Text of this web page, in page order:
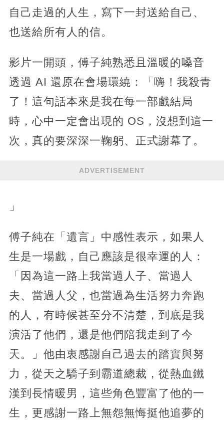
自己走過的人生，寫下一封送給自己、
也送給所有人的信。
影片一開頭，傅子純熟悉且溫暖的嗓音
透過 AI 還原在會場環繞：「嗨！我殺青
了！這句話本來是我在每一部戲結局
時，心中一定會出現的 OS，沒想到這一
次，真的要深深一鞠躬、正式謝幕了。
ADVERTISEMENT
」
傅子純在「遺言」中感性表示，如果人
生是一場戲，自己應該是很幸運的人：
「因為這一路上我當過人子、當過人
夫、當過人父，也當過為生活努力奔跑
的人，有時候甚至分不清楚，到底是我
演活了他們，還是他們陪我走到了今
天。」他由衷感謝自己過去的踏實與努
力，從天之驕子到霸道總裁，從熱血鐵
漢到長情暖男，這些角色豐富了他的一
生，更感謝一路上無怨無悔挺他追夢的